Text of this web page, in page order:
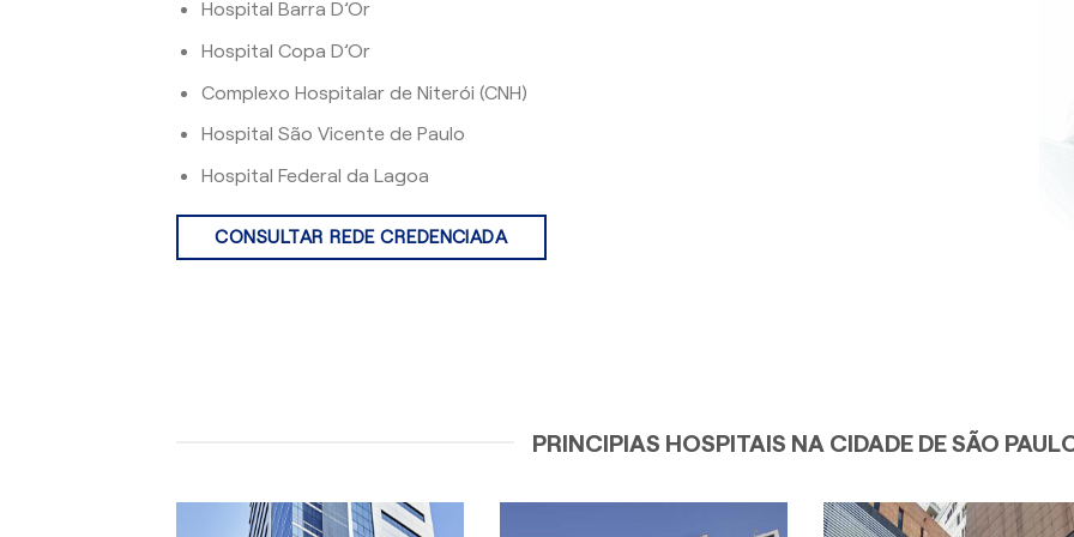
Hospital Barra D’Or
Hospital Copa D’Or
Complexo Hospitalar de Niterói (CNH)
Hospital São Vicente de Paulo
Hospital Federal da Lagoa
CONSULTAR REDE CREDENCIADA
PRINCIPIAS HOSPITAIS NA CIDADE DE SÃO